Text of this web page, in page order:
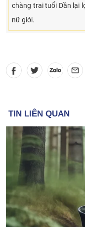
chàng trai tuổi Dần lại
nữ giới.